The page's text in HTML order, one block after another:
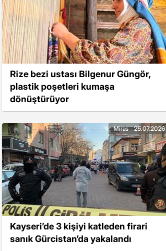
Rize bezi ustası Bilgenur Güngör,
plastik poşetleri kumaşa
dönüştürüyor
Kayseri’de 3 kişiyi katleden firari
sanık Gürcistan’da yakalandı
Miras - 25.07.2026